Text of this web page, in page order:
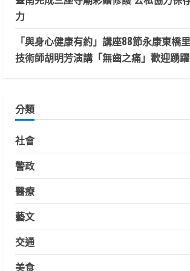
力
「與身心健康有約」講座88節永康東橋
技術師胡明芳演講「無齒之痛」歡迎踴
分類
社會
警政
醫療
藝文
交通
美食